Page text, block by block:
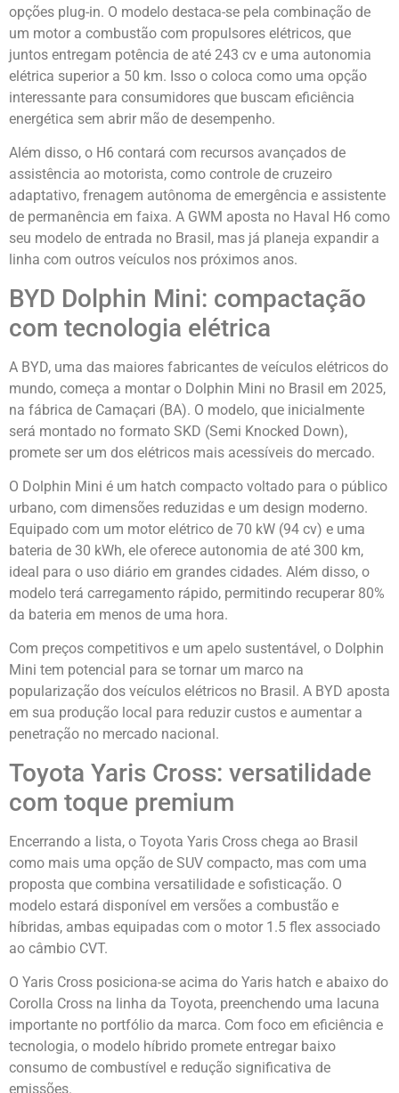
opções plug-in. O modelo destaca-se pela combinação de
um motor a combustão com propulsores elétricos, que
juntos entregam potência de até 243 cv e uma autonomia
elétrica superior a 50 km. Isso o coloca como uma opção
interessante para consumidores que buscam eficiência
energética sem abrir mão de desempenho.
Além disso, o H6 contará com recursos avançados de
assistência ao motorista, como controle de cruzeiro
adaptativo, frenagem autônoma de emergência e assistente
de permanência em faixa. A GWM aposta no Haval H6 como
seu modelo de entrada no Brasil, mas já planeja expandir a
linha com outros veículos nos próximos anos.
BYD Dolphin Mini: compactação
com tecnologia elétrica
A BYD, uma das maiores fabricantes de veículos elétricos do
mundo, começa a montar o Dolphin Mini no Brasil em 2025,
na fábrica de Camaçari (BA). O modelo, que inicialmente
será montado no formato SKD (Semi Knocked Down),
promete ser um dos elétricos mais acessíveis do mercado.
O Dolphin Mini é um hatch compacto voltado para o público
urbano, com dimensões reduzidas e um design moderno.
Equipado com um motor elétrico de 70 kW (94 cv) e uma
bateria de 30 kWh, ele oferece autonomia de até 300 km,
ideal para o uso diário em grandes cidades. Além disso, o
modelo terá carregamento rápido, permitindo recuperar 80%
da bateria em menos de uma hora.
Com preços competitivos e um apelo sustentável, o Dolphin
Mini tem potencial para se tornar um marco na
popularização dos veículos elétricos no Brasil. A BYD aposta
em sua produção local para reduzir custos e aumentar a
penetração no mercado nacional.
Toyota Yaris Cross: versatilidade
com toque premium
Encerrando a lista, o Toyota Yaris Cross chega ao Brasil
como mais uma opção de SUV compacto, mas com uma
proposta que combina versatilidade e sofisticação. O
modelo estará disponível em versões a combustão e
híbridas, ambas equipadas com o motor 1.5 flex associado
ao câmbio CVT.
O Yaris Cross posiciona-se acima do Yaris hatch e abaixo do
Corolla Cross na linha da Toyota, preenchendo uma lacuna
importante no portfólio da marca. Com foco em eficiência e
tecnologia, o modelo híbrido promete entregar baixo
consumo de combustível e redução significativa de
emissões.